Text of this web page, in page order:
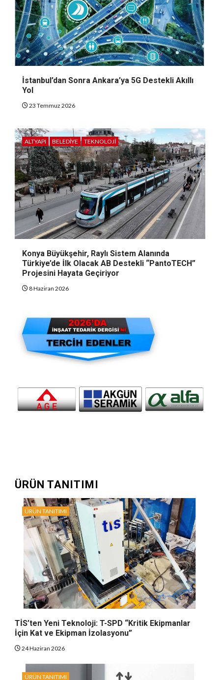
İstanbul’dan Sonra Ankara’ya 5G Destekli Akıllı
Yol
23 Temmuz 2026
ALTYAPI BELEDIYE TEKNOLOJI
Konya Büyükşehir, Raylı Sistem Alanında
Türkiye’de İlk Olacak AB Destekli “PantoTECH”
Projesini Hayata Geçiriyor
8 Haziran 2026
ÜRÜN TANITIMI
ÜRÜN TANITIMI
TİS’ten Yeni Teknoloji: T-SPD “Kritik Ekipmanlar
İçin Kat ve Ekipman İzolasyonu”
24 Haziran 2026
ÜRÜN TANITIMI